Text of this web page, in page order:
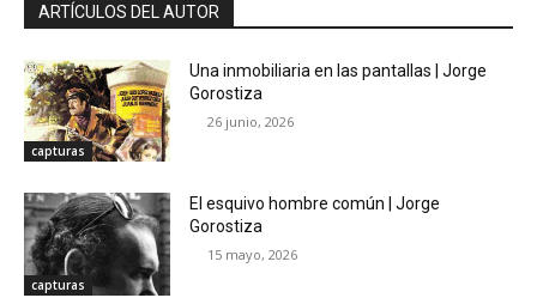
ARTÍCULOS DEL AUTOR
capturas
Una inmobiliaria en las pantallas | Jorge
Gorostiza
26 junio, 2026
capturas
El esquivo hombre común | Jorge
Gorostiza
15 mayo, 2026